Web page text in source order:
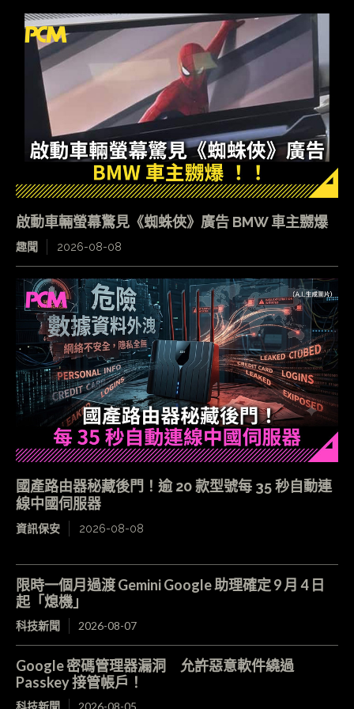
啟動車輛螢幕驚見《蜘蛛俠》廣告 BMW 車主嬲爆
趣聞 2026-08-08
國產路由器秘藏後門！逾 20 款型號每 35 秒自動連
線中國伺服器
資訊保安 2026-08-08
限時一個月過渡 Gemini Google 助理確定 9 月 4 日
起「熄機」
科技新聞 2026-08-07
Google 密碼管理器漏洞 允許惡意軟件繞過
Passkey 接管帳戶！